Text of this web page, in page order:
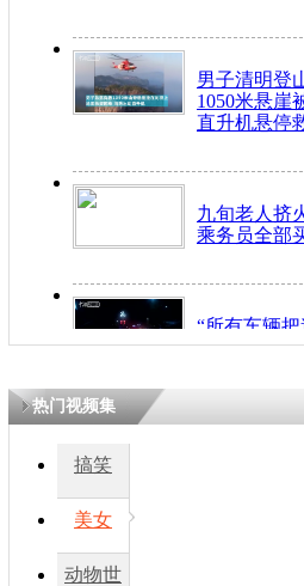
男子清明登
1050米悬崖
直升机悬停
九旬老人挤
乘务员全部
“所有车辆
开！”儿童
热门视频集
搞笑
美女
动物世